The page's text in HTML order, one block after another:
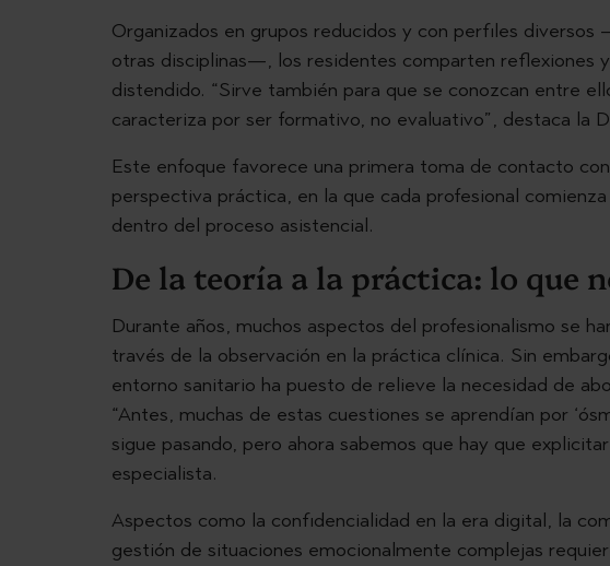
Organizados en grupos reducidos y con perfiles
otras disciplinas—, los residentes comparten reflexiones
distendido. “Sirve también para que se conozcan entre
caracteriza por ser formativo, no evaluativo”, destaca la
Este enfoque favorece una primera toma de contacto
perspectiva práctica, en la que cada profesional
dentro del proceso asistencial.
De la teoría a la práctica: lo que
Durante años, muchos aspectos del profesionalismo se
través de la observación en la práctica clínica. Sin
entorno sanitario ha puesto de relieve la necesidad de
“Antes, muchas de estas cuestiones se aprendían por
sigue pasando, pero ahora sabemos que hay que
especialista.
Aspectos como la confidencialidad en la era digital, la
gestión de situaciones emocionalmente complejas